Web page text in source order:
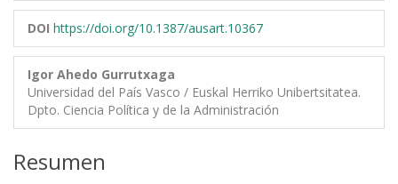
DOI https://doi.org/10.1387/ausart.10367
Igor Ahedo Gurrutxaga
Universidad del País Vasco / Euskal Herriko Unibertsitatea.
Dpto. Ciencia Política y de la Administración
Resumen